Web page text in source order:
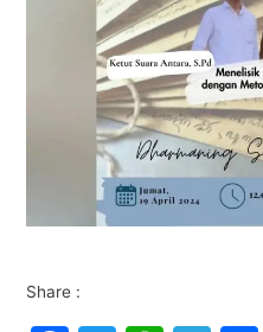
Share :